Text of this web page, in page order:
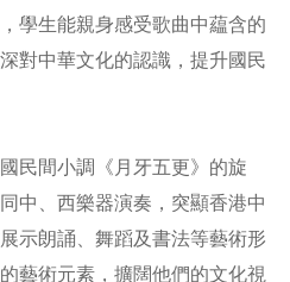
學生能親身感受歌曲中藴含的
對中華文化的認識，提升國民
民間小調《月牙五更》的旋
中、西樂器演奏，突顯香港中
示朗誦、舞蹈及書法等藝術形
藝術元素，擴闊他們的文化視